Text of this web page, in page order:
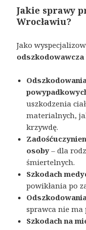
Jakie sprawy
Wrocławiu?
Jako
odszkodowawcza
uszkodzenia
materialnych,
krzywdę.
osoby – dla
śmiertelnych.
Szkodach
powikłania po
sprawca nie ma
Szkodach na